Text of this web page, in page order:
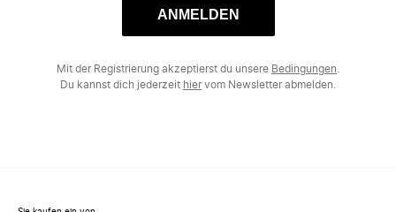
ANMELDEN
Mit der Registrierung akzeptierst du unsere Bedingungen
Du kannst dich jederzeit hiervom Newsletter abmelden.